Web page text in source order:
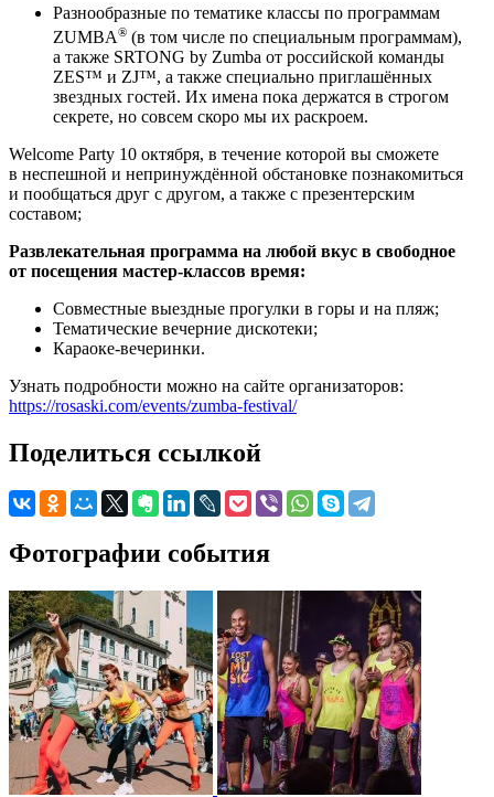
Разнообразные по тематике классы по программам
ZUMBA® (в том числе по специальным программам),
а также SRTONG by Zumba от российской команды
ZES™ и ZJ™, а также специально приглашённых
звездных гостей. Их имена пока держатся в строгом
секрете, но совсем скоро мы их раскроем.
Welcome Party 10 октября, в течение которой вы сможете
в неспешной и непринуждённой обстановке познакомиться
и пообщаться друг с другом, а также с презентерским
составом;
Развлекательная программа на любой вкус в свободное
от посещения мастер-классов время:
Совместные выездные прогулки в горы и на пляж;
Тематические вечерние дискотеки;
Караоке-вечеринки.
Узнать подробности можно на сайте организаторов:
https://rosaski.com/events/zumba-festival/
Поделиться ссылкой
Фотографии события